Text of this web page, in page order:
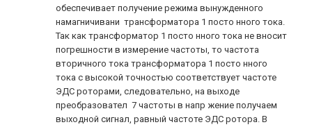
обеспечивает получение режима вынужденного
намагничивани трансформатора 1 посто нного тока.
Так как трансформатор 1 посто нного тока не вносит
погрешности в измерение частоты, то частота
вторичного тока трансформатора 1 посто нного
тока с высокой точностью соответствует частоте
ЭДС роторами, следовательно, на выходе
преобразовател 7 частоты в напр жение получаем
выходной сигнал, равный частоте ЭДС ротора. В